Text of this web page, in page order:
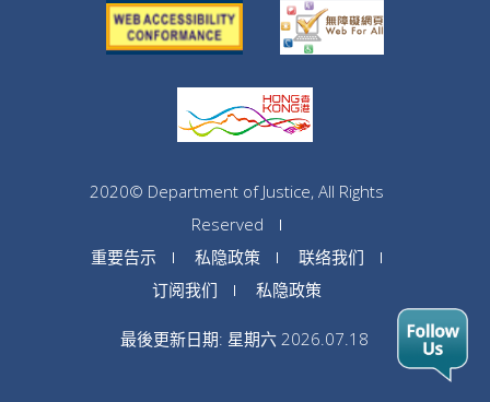
2020© Department of Justice, All Rights
Reserved
重要告示
私隐政策
联络我们
订阅我们
私隐政策
最後更新日期: 星期六 2026.07.18